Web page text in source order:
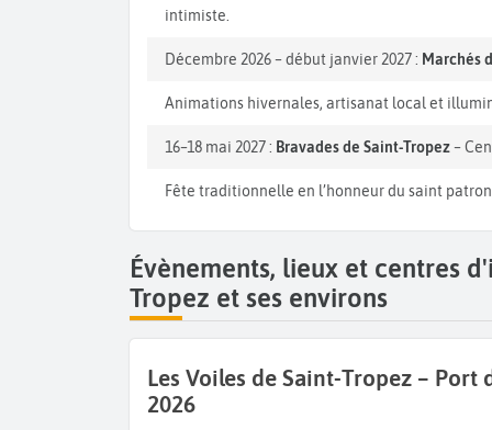
intimiste.
Décembre 2026 – début janvier 2027 : Marchés
Animations hivernales, artisanat local et
16–18 mai 2027 : Bravades de Saint-Tropez–
Fête traditionnelle en l’honneur du saint
Évènements, lieux et centres
Tropez et ses environs
Les Voiles de Saint-Tropez – Port de Saint-Tropez – septembre/octobre
2026